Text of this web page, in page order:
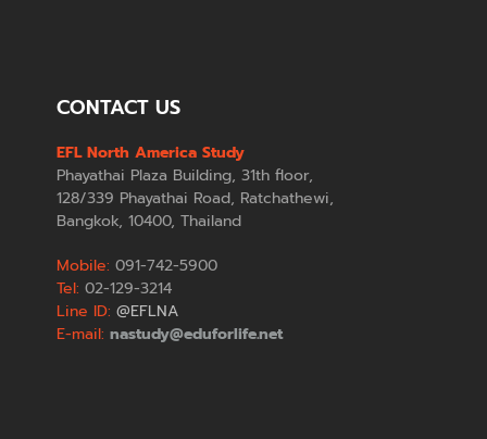
CONTACT US
EFL North America Study
Phayathai Plaza Building, 31th floor,
128/339 Phayathai Road, Ratchathewi,
Bangkok, 10400, Thailand
Mobile: 091-742-5900
Tel: 02-129-3214
Line ID: @EFLNA
E-mail: nastudy@eduforlife.net